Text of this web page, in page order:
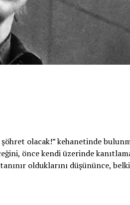
olacak!” kehanetinde
önce kendi üzerinde
olduklarını düşününce,